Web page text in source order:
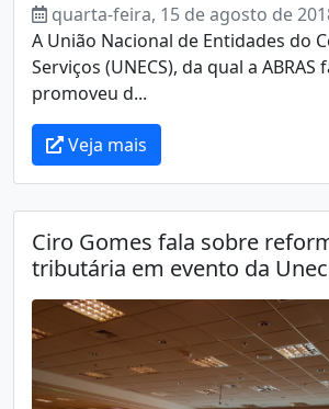
quarta-feira, 15 de agosto de
A União Nacional de Entidades do
Serviços (UNECS), da qual a ABRAS
promoveu d...
Veja mais
Ciro Gomes fala sobre
tributária em evento da